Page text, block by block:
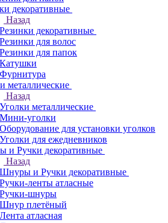
декоративные
Назад
Резинки декоративные
Резинки для волос
Резинки для папок
Катушки
Фурнитура
металлические
Назад
Уголки металлические
Мини-уголки
Оборудование для установки уголков
Уголки для ежедневников
и Ручки декоративные
Назад
Шнуры и Ручки декоративные
Ручки-ленты атласные
Ручки-шнуры
Шнур плетёный
Лента атласная